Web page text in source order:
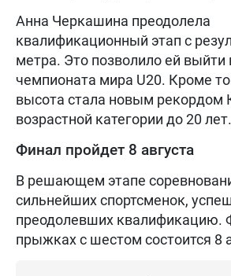
Анна Черкашина преодолела
квалификационный этап с
метра. Это позволило ей выйти
чемпионата мира U20. Кроме
высота стала новым рекордом
возрастной категории до 20 лет.
Финал пройдет 8 августа
В решающем этапе
сильнейших спортсменок,
преодолевших квалификацию.
прыжках с шестом состоится 8